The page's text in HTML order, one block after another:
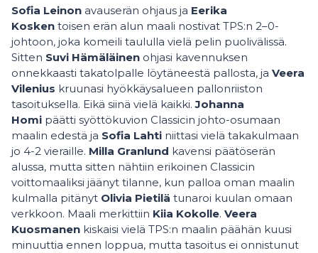
Sofia Leinon avauserän ohjaus ja Eerika
Kosken toisen erän alun maali nostivat TPS:n 2–0-
johtoon, joka komeili taululla vielä pelin puolivälissä.
Sitten Suvi Hämäläinen ohjasi kavennuksen
onnekkaasti takatolpalle löytäneestä pallosta, ja Veera
Vilenius kruunasi hyökkäysalueen pallonriiston
tasoituksella. Eikä siinä vielä kaikki.Johanna
Homi päätti syöttökuvion Classicin johto-osumaan
maalin edestä ja Sofia Lahti niittasi vielä takakulmaan
jo 4-2 vieraille. Milla Granlund kavensi päätöserän
alussa, mutta sitten nähtiin erikoinen Classicin
voittomaaliksi jäänyt tilanne, kun palloa oman maalin
kulmalla pitänyt Olivia Pietilä tunaroi kuulan omaan
verkkoon. Maali merkittiin Kiia Kokolle. Veera
Kuosmanen kiskaisi vielä TPS:n maalin päähän kuusi
minuuttia ennen loppua, mutta tasoitus ei onnistunut